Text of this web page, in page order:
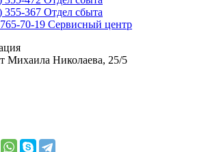
355-367 Отдел сбыта
70-19 Сервисный центр
Михаила Николаева, 25/5